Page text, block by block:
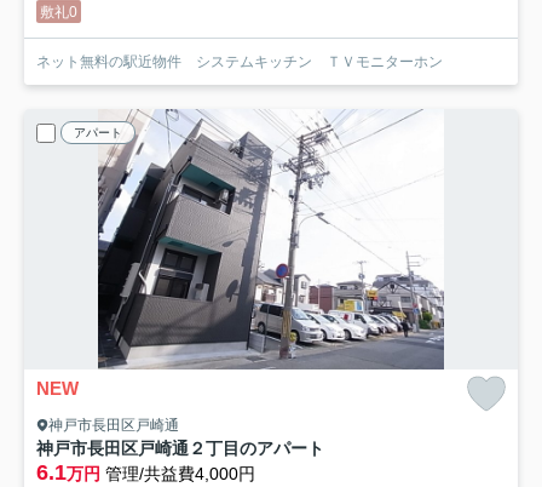
敷礼0
ネット無料の駅近物件 システムキッチン ＴＶモニターホン
アパート
NEW
神戸市長田区戸崎通
神戸市長田区戸崎通２丁目のアパート
6.1万円 管理/共益費4,000円